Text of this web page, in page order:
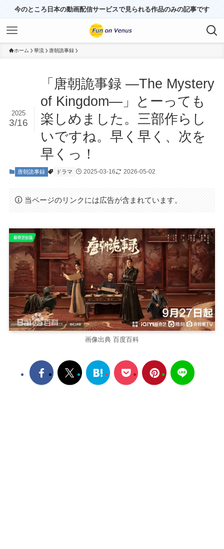
今のところ日本の動画配信サービスで見られる作品のみの記事です
ホーム 華流 唐朝詭事録
「唐朝詭事録 ―The Mystery
of Kingdom―」とーっても
楽しめました。三部作らし
いですね。早く早く、次を
早くっ！
2025
3/16
唐朝詭事録 ドラマ 2025-03-16 2026-05-02
当ページのリンクには広告が含まれています。
画像出典 百度百科